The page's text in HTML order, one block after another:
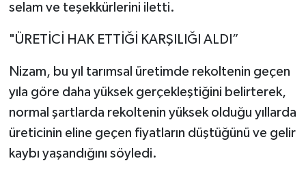
selam ve teşekkürlerini iletti.
"ÜRETİCİ HAK ETTİĞİ KARŞILIĞI ALDI”
Nizam, bu yıl tarımsal üretimde rekoltenin geçen
yıla göre daha yüksek gerçekleştiğini belirterek,
normal şartlarda rekoltenin yüksek olduğu yıllarda
üreticinin eline geçen fiyatların düştüğünü ve gelir
kaybı yaşandığını söyledi.